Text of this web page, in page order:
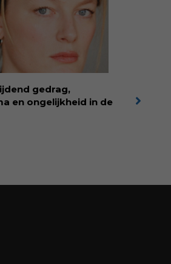
snelle gooimaarweg-
filmpjes. Het mooiste
Nederland; met liefde en
beeld en tekeningen die
Dat vóel je. Dat voelt je
abonneren**
KIIND10
gedrag,
en ongelijkheid in de